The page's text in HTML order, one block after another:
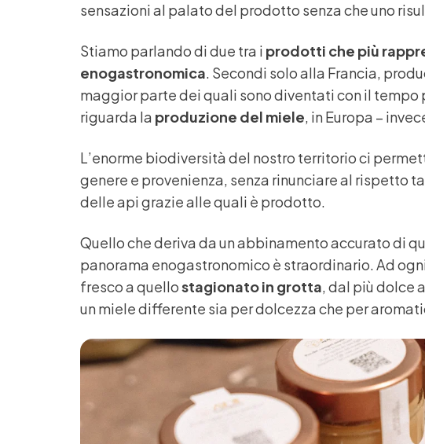
sensazioni al palato del prodotto senza che uno
Stiamo parlando di due tra i prodotti che più
enogastronomica. Secondi solo alla Francia,
maggior parte dei quali sono diventati con il
riguarda la produzione del miele, in Europa –
L’enorme biodiversità del nostro territorio ci
genere e provenienza, senza rinunciare al rispetto
delle api grazie alle quali è prodotto.
Quello che deriva da un abbinamento accurato di
panorama enogastronomico è straordinario. Ad
fresco a quellostagionato in grotta, dal più dolce
un miele differente sia per dolcezza che per